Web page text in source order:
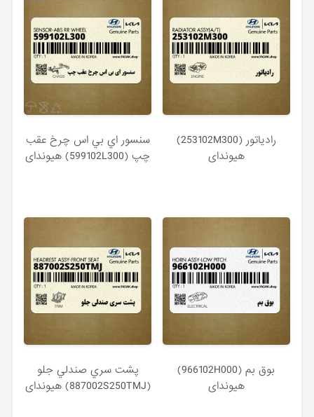
رادياتور (253102M300)
هیوندای
سنسور اي بي اس چرخ عقب
چپ (599102L300) هیوندای
بوق بم (966102H000)
هیوندای
پشت سري صندلي جلو
(887002S250TMJ) هیوندای